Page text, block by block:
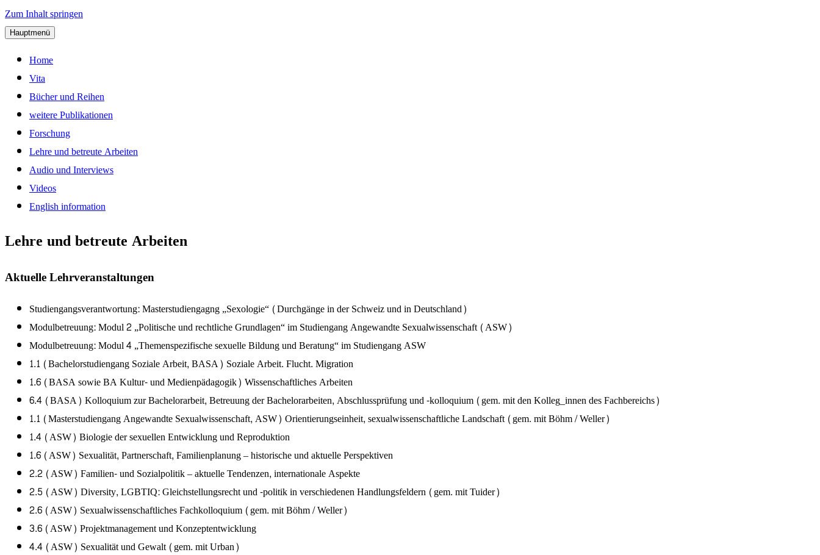
Zum Inhalt springen
Geschlecht und Biologie: Geschlechtsentwicklung weiblichmaennlich beim Menschen –
Geschlechtsdetermination und Geschlechtsdifferenzierung. Von Prof. Dr. Heinz-Juergen Voss
Hauptmenü
Home
Vita
Bücher und Reihen
weitere Publikationen
Forschung
Lehre und betreute Arbeiten
Audio und Interviews
Videos
English information
Lehre und betreute Arbeiten
Aktuelle Lehrveranstaltungen
Studiengangsverantwortung: Masterstudiengagng „Sexologie“ (Durchgänge in der Schweiz und in Deutschland)
Modulbetreuung: Modul 2 „Politische und rechtliche Grundlagen“ im Studiengang Angewandte Sexualwissenschaft (ASW)
Modulbetreuung: Modul 4 „Themenspezifische sexuelle Bildung und Beratung“ im Studiengang ASW
1.1 (Bachelorstudiengang Soziale Arbeit, BASA) Soziale Arbeit. Flucht. Migration
1.6 (BASA sowie BA Kultur- und Medienpädagogik) Wissenschaftliches Arbeiten
6.4 (BASA) Kolloquium zur Bachelorarbeit, Betreuung der Bachelorarbeiten, Abschlussprüfung und -kolloquium (gem. mit den Kolleg_innen des Fachbereichs)
1.1 (Masterstudiengang Angewandte Sexualwissenschaft, ASW) Orientierungseinheit, sexualwissenschaftliche Landschaft (gem. mit Böhm / Weller)
1.4 (ASW) Biologie der sexuellen Entwicklung und Reproduktion
1.6 (ASW) Sexualität, Partnerschaft, Familienplanung – historische und aktuelle Perspektiven
2.2 (ASW) Familien- und Sozialpolitik – aktuelle Tendenzen, internationale Aspekte
2.5 (ASW) Diversity, LGBTIQ: Gleichstellungsrecht und -politik in verschiedenen Handlungsfeldern (gem. mit Tuider)
2.6 (ASW) Sexualwissenschaftliches Fachkolloquium (gem. mit Böhm / Weller)
3.6 (ASW) Projektmanagement und Konzeptentwicklung
4.4 (ASW) Sexualität und Gewalt (gem. mit Urban)